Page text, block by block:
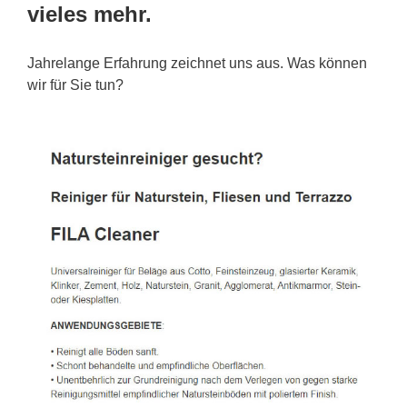
vieles mehr.
Jahrelange Erfahrung zeichnet uns aus. Was können
wir für Sie tun?